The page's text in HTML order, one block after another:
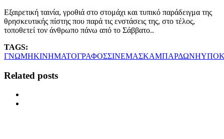
Εξαιρετική ταινία, γροθιά στο στομάχι και τυπικό παράδειγμα της
θρησκευτικής πίστης που παρά τις ενστάσεις της, στο τέλος,
τοποθετεί τον άνθρωπο πάνω από το Σάββατο..
TAGS:
ΓΝΩΜΗΚΙΝΗΜΑΤΟΓΡΑΦΟΣΣΙΝΕΜΑΣΚΑΜΠΑΡΔΩΝΗ
Related posts